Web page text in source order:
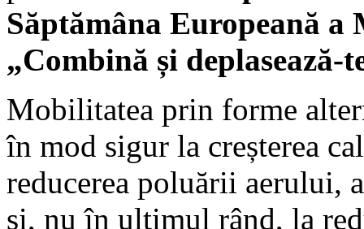
Săptămâna Europeană
„Combină și deplasează-
Mobilitatea prin forme
în mod sigur la creșterea
reducerea poluării aerului,
şi, nu în ultimul rând, la